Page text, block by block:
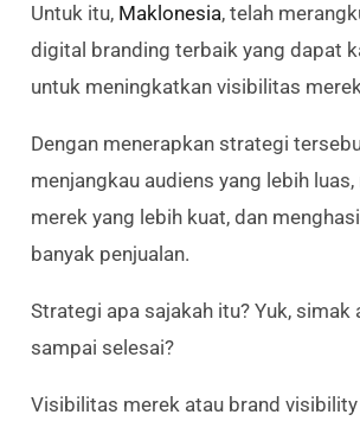
Untuk itu, Maklonesia, telah
digital branding terbaik yang dapat
untuk meningkatkan visibilitas
Dengan menerapkan strategi
menjangkau audiens yang lebih
merek yang lebih kuat, dan
banyak penjualan.
Strategi apa sajakah itu? Yuk, simak
sampai selesai?
Visibilitas merek atau brand